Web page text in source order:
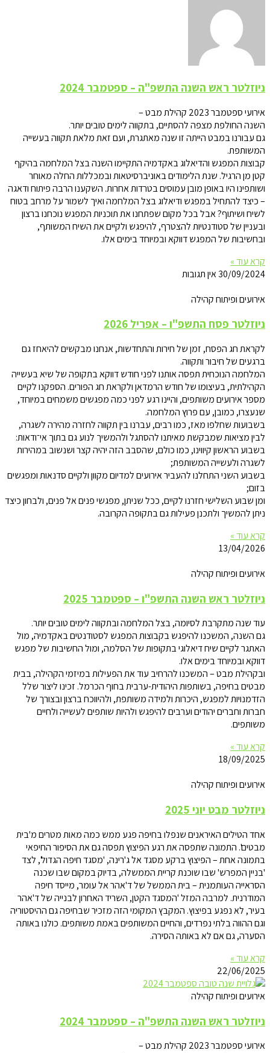
ניוזלטר ראש השנה התשפ"ה – ספטמבר 2024
אירועי ספטמבר 2023 קהילת מבט –
השנה החולפת מצפה להסתיים, בתקווה לימים טובים יותר.
גם עבורנו במבט הייתה זו שנה מאתגרת, ועם זאת מלאת תקווה בעשייה
המשותפת.
קבוצות המפגש והדיאלוג באקדמיה התקיימו השנה בצל המלחמה בהיקף
קטן מן הרגיל. שנת הלימודים באוניברסיטאות ובמכללות החלה מאוחר
ושותפינו היו באופן מובן עמוסים בטרדות אחרות. השקענו הרבה פיתוח ודאגה
– כיצד להתחיל במפגש ודיאלוג בצל המלחמה ואיך לשמור על מרחב בטוח
לשיח ושיתוף? אבל בכל מקום שפתחנו את תוכניות המפגש נוכחנו ברצון
ובעניין של סטודנטיות להצטרף, להיפגש ולקיים את השיח המשותף,
ובחשיבות של המפגש דווקא ובמיוחד בימים אלו.
קרא עוד »
30/09/2024אין תגובות
אירועים ופיתוח קהילה
ניוזלטר פסח התשפ"ו – אפריל 2026
לקראת חג הפסח, זמן של חירות והתחדשות, אנחנו מבקשים להיאחז גם
ברגעים של חיבור ותקווה.
המלחמה הנוכחית תפסה אותנו לפני חודש דווקא בתקופה של שיא בעשייה
הקהילתית, בעיצומו של חודש הרמדאן ולקראת חג הפורים. הספקנו לקיים
מספר אירועים משותפים, והיינו רגע לפני כמה מפגשים משמחים במיוחד,
שנעצרו, כמובן, עם פרוץ המלחמה.
בשבועות שחלפו מאז, כמו רבים, עברנו בין תקווה לחזרה מהירה לשגרה,
לבין מציאות שמבקשת מאיתנו להסתגל ולהמשיך לנוע גם בתוך אי־ודאות:
בשבוע הראשון קיווינו, כמו כולם, שהסבב הזה יהיה קצר ושנשוב במהירות
לשגרה ולעשייה המשותפת;
בשבוע השני התחלנו להעביר אירועים למדיום מקוון ולקיים סדנאות ומפגשים
בזום;
ומן שבוע השלישי חזרנו לקיים, ככל שניתן, מפגשי פנים אל פנים, ולבחון כיצד
ניתן להמשיך ולתכנן פעילות גם בתקופה הקרובה.
קרא עוד »
13/04/2026
אירועים ופיתוח קהילה
ניוזלטר ראש השנה התשפ"ו – ספטמבר 2025
עוד שנה מתקרבת לסיומה, בצל המלחמה ובתקווה לימים טובים יותר.
גם השנה, המשכנו להיפגש בקבוצות המפגש לסטודנטים באקדמיה, מול
האתגר לקיים שיח דיאלוגי בתקופות של הסלמה, ומול החשיבות של מפגש
דווקא ובמיוחד בימים אלו.
ובקהילת מבט – המשכנו להרחיב עוד את הפעילות במיזמי הקהילה, בבית
מבטים בחיפה, בשותפות היהודית-ערבית בחוף הכרמל. זכינו ליצור שלל
הזדמנויות למפגש, היכרות ולמידה משותפת, ולהיווכח ברצון ובצורך של
חברות וחברים יהודים וערבים להיפגש ולהיות שותפים לעשייה ולחיים
משותפים.
קרא עוד »
18/09/2025
אירועים ופיתוח קהילה
ניוזלטר מבט יוני 2025
אחד הטילים האיראנים שנפלו בחיפה פגע ממש כמה מאות מטרים מ'בית
מבטים'. התמונה שתפסה את רגע הפיצוץ תפסה גם את הסיפור החיפאי
בתמונה אחת – הפיצוץ ברקע מסגד אל ג'רינה, 'מסגד חיפה הגדול', לצד
'בניין המפרש' שבו שוכנת קריית הממשלה, בדיוק במקום שבו שכנה
הסראייה העותמנית – בית הממשל של ד'אהר אל עומר, מייסד חיפה
המודרנית. למרבה המזל 'המסגד הקטן, השריד האחרון לבנייה של ד'אהר
בעיר, לא נפגע בפיצוץ. המקבץ המקומי הזה מזכיר שבחיפה גם ההיסטוריה
וגם ההווה בלתי נפרדים, והחיים המשותפים באמת משותפים. כולנו באותה
הסערה, גם אם לא באותה הסירה.
קרא עוד »
22/06/2025
אירועים ופיתוח קהילה
ניוזלטר ראש השנה התשפ"ה – ספטמבר 2024
אירועי ספטמבר 2023 קהילת מבט –